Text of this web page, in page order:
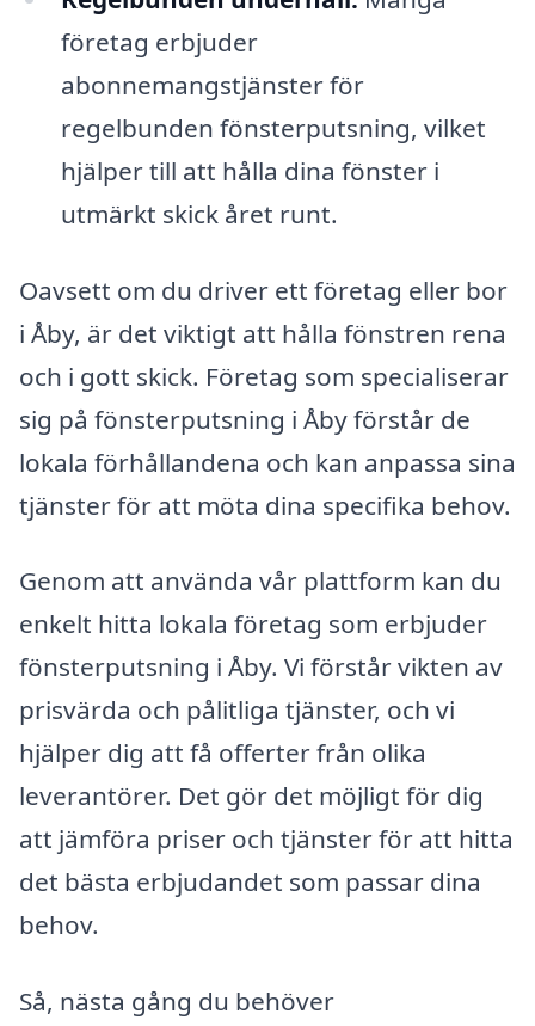
företag erbjuder
abonnemangstjänster för
regelbunden fönsterputsning, vilket
hjälper till att hålla dina fönster i
utmärkt skick året runt.
Oavsett om du driver ett företag eller bor
i Åby, är det viktigt att hålla fönstren rena
och i gott skick. Företag som specialiserar
sig på fönsterputsning i Åby förstår de
lokala förhållandena och kan anpassa sina
tjänster för att möta dina specifika behov.
Genom att använda vår plattform kan du
enkelt hitta lokala företag som erbjuder
fönsterputsning i Åby. Vi förstår vikten av
prisvärda och pålitliga tjänster, och vi
hjälper dig att få offerter från olika
leverantörer. Det gör det möjligt för dig
att jämföra priser och tjänster för att hitta
det bästa erbjudandet som passar dina
behov.
Så, nästa gång du behöver